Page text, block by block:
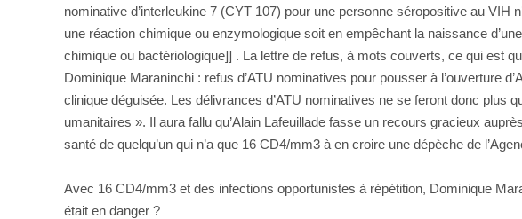
nominative d’interleukine 7 (CYT 107) pour une personne séropositive au
une réaction chimique ou enzymologique soit en empêchant la naissance
chimique ou bactériologique]] . La lettre de refus, à mots couverts, ce qui est
Dominique Maraninchi : refus d’ATU nominatives pour pousser à l’ouverture
clinique déguisée. Les délivrances d’ATU nominatives ne se feront donc plus
umanitaires ». Il aura fallu qu’Alain Lafeuillade fasse un recours gracieux
santé de quelqu’un qui n’a que 16 CD4/mm3 à en croire une dépèche de
Avec 16 CD4/mm3 et des infections opportunistes à répétition, Dominique
était en danger ?